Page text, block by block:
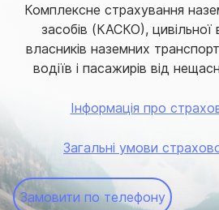
Комплексне страхування
засобів (КАСКО), цивільної
власників наземних
водіїв і пасажирів від
Інформація про
Загальні умови
Замовити по телефону